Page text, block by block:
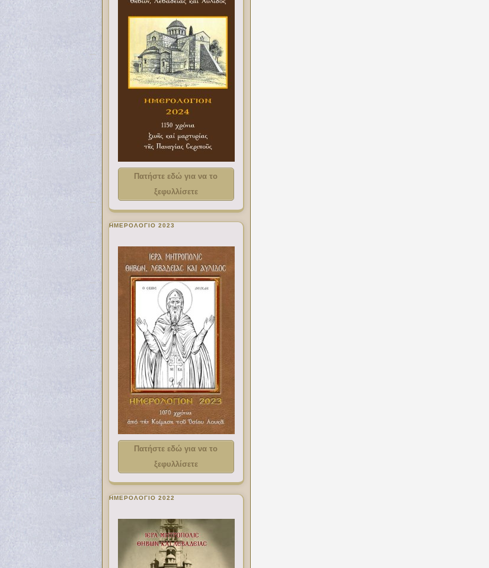
Πατήστε εδώ για να το
ξεφυλλίσετε
ΗΜΕΡΟΛΟΓΙΟ 2023
Πατήστε εδώ για να το
ξεφυλλίσετε
ΗΜΕΡΟΛΟΓΙΟ 2022